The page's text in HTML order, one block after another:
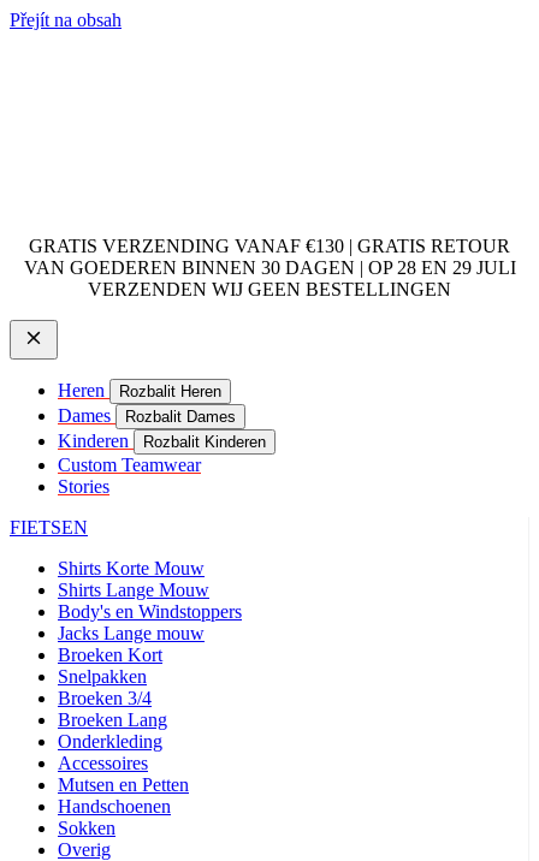
Přejít na obsah
GRATIS VERZENDING VANAF €130 | GRATIS RETOUR
VAN GOEDEREN BINNEN 30 DAGEN | OP 28 EN 29 JULI
VERZENDEN WIJ GEEN BESTELLINGEN
Heren Rozbalit Heren
Dames Rozbalit Dames
Kinderen Rozbalit Kinderen
Custom Teamwear
Stories
FIETSEN
Shirts Korte Mouw
Shirts Lange Mouw
Body's en Windstoppers
Jacks Lange mouw
Broeken Kort
Snelpakken
Broeken 3/4
Broeken Lang
Onderkleding
Accessoires
Mutsen en Petten
Handschoenen
Sokken
Overig